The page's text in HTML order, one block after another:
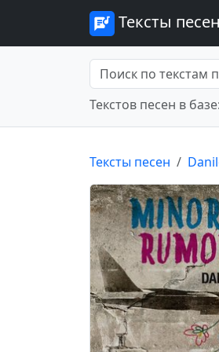
Тексты песен
Текстов песен в базе:
Тексты песен